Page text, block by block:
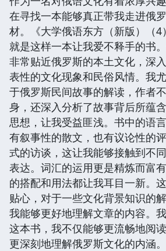
在寻找一本能够真正带我走进俄
材。《大学俄语东方（新版）（4
就是这样一本让我爱不释手的书
非常贴近俄罗斯的本土文化，深
表性的文化现象和民俗风情。我
于俄罗斯民间故事的解读，作者
身，还深入分析了故事背后所蕴
思想，让我受益匪浅。书中的语
有叙事性的散文，也有议论性的
式的访谈，这让我能够接触到不
表达。词汇的运用更是精炼而富
的搭配和用法都让我耳目一新。
贴心，对于一些文化背景知识的
我能够更好地理解文章的内容。
这本书，我不仅能够更流畅地阅
更深刻地理解俄罗斯文化的内涵。